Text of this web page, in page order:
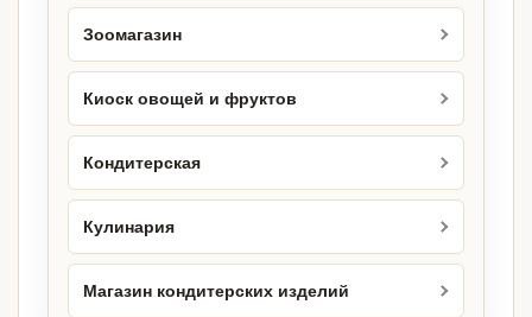
Зоомагазин
Киоск овощей и фруктов
Кондитерская
Кулинария
Магазин кондитерских изделий